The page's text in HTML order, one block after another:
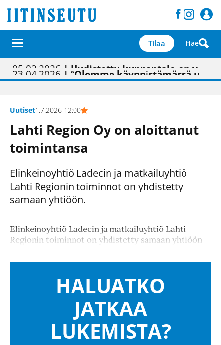
Tilaa Hae
01.02.2026 | Painon vaihtumisen pitäisi näkyä hieman parempana painojäljen laatuna lehdessä
05.02.2026 | Uudistettu kunnantalo on valoisa
23.04.2026 | “Olemme käynnistämässä uudelleen keskustavisiotyön”
09.05.2026| "Maalla on totuttu elämään omavaraisemmin kuin kaupungissa"
Uutiset1.7.2026 12:00
Lahti Region Oy on aloittanut
toimintansa
Elinkeinoyhtiö Ladecin ja matkailuyhtiö
Lahti Regionin toiminnot on yhdistetty
samaan yhtiöön.
Elinkeinoyhtiö Ladecin ja matkailuyhtiö Lahti
Regionin toiminnot on yhdistetty samaan yhtiöön
HALUATKO
JATKAA
LUKEMISTA?